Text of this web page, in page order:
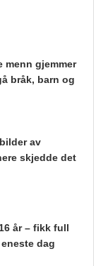
menn gjemmer
bråk, barn og
av
skjedde det
år – fikk full
dag